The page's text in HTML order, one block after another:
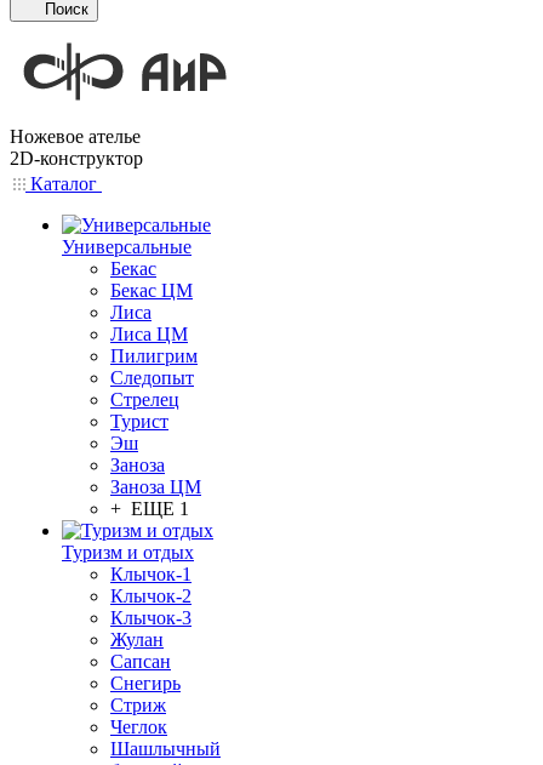
Поиск
Ножевое ателье
2D-конструктор
Каталог
Универсальные
Бекас
Бекас ЦМ
Лиса
Лиса ЦМ
Пилигрим
Следопыт
Стрелец
Турист
Эш
Заноза
Заноза ЦМ
+ ЕЩЕ 1
Туризм и отдых
Клычок-1
Клычок-2
Клычок-3
Жулан
Сапсан
Снегирь
Стриж
Чеглок
Шашлычный